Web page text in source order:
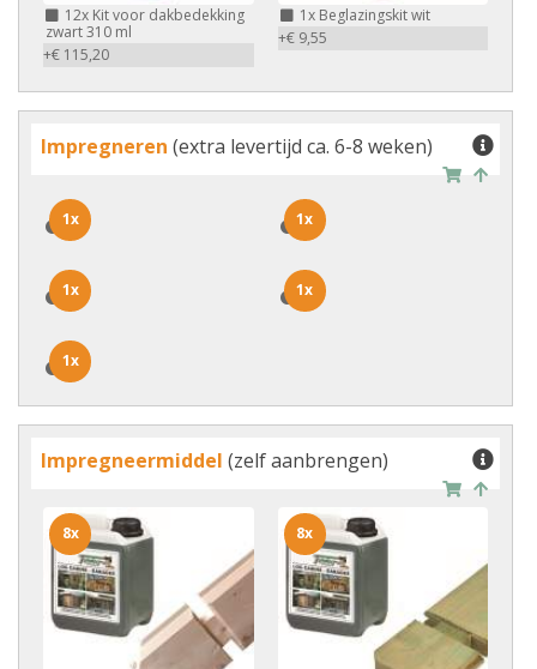
12x Kit voor dakbedekking
zwart 310 ml
+€ 115,20
1xBeglazingskit wit
+€ 9,55
Impregneren (extra levertijd ca. 6-8 weken)
1x
1x 1x
1x
1x
1x 1x
1x
1x
1x
Impregneermiddel (zelf aanbrengen)
8x 8x